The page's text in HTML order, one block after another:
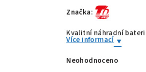
Značka:
Baterie T6
Kvalitní náhradní
Více informací
Průměrné
Neohodnoceno